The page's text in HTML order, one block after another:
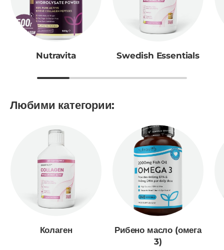
Nutravita Swedish Essentials
Любими категории:
Колаген
Рибено масло (омега
3)